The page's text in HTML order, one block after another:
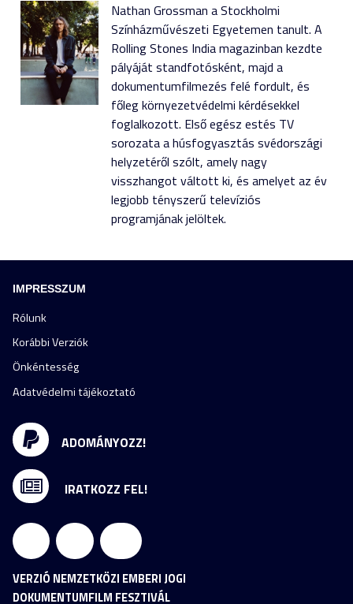
Nathan Grossman a Stockholmi
Színházművészeti Egyetemen tanult. A
Rolling Stones India magazinban kezdte
pályáját standfotósként, majd a
dokumentumfilmezés felé fordult, és
főleg környezetvédelmi kérdésekkel
foglalkozott. Első egész estés TV
sorozata a húsfogyasztás svédországi
helyzetéről szólt, amely nagy
visszhangot váltott ki, és amelyet az év
legjobb tényszerű televíziós
programjának jelöltek.
VERZIÓ NEMZETKÖZI EMBERI JOGI
DOKUMENTUMFILM FESZTIVÁL
ADOMÁNYOZZ!
IRATKOZZ FEL!
IMPRESSZUM
Rólunk
Korábbi Verziók
Önkéntesség
Adatvédelmi tájékoztató